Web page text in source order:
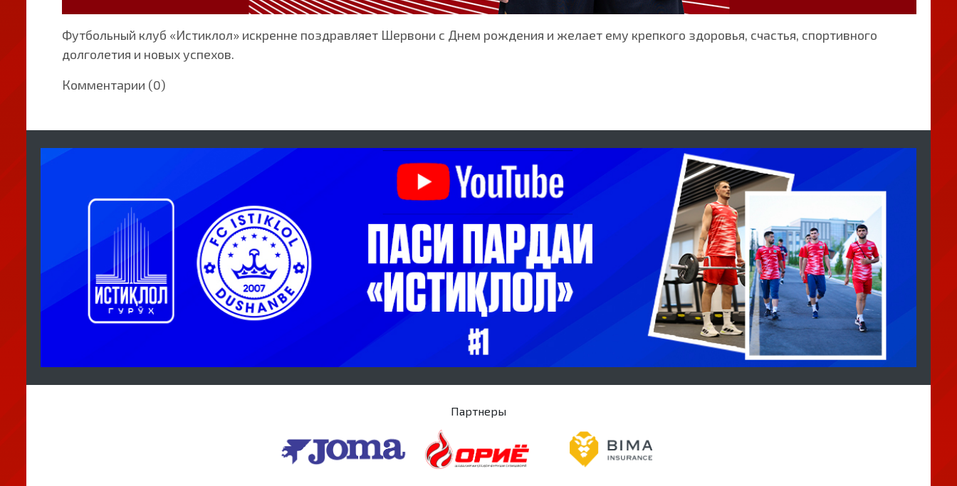
Футбольный клуб «Истиклол» искренне поздравляет Шервони с Днем рождения и желает ему крепкого здоровья, счастья, спортивного
долголетия и новых успехов.
Комментарии (0)
Партнеры